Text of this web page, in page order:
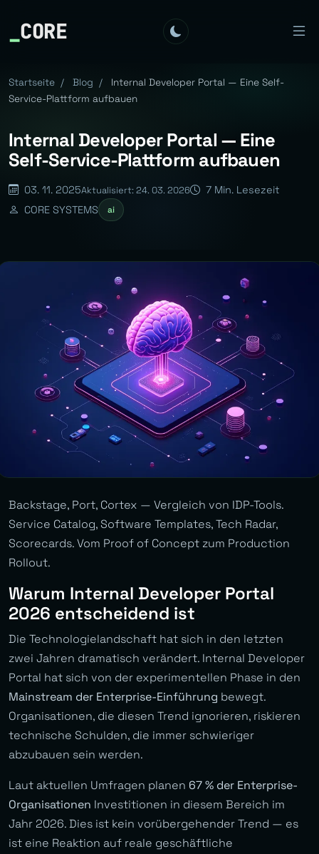
_CORE
Startseite / Blog /
Internal Developer Portal — Eine Self-
Service-Plattform aufbauen
Internal Developer Portal — Eine
Self-Service-Plattform aufbauen
03. 11. 2025Aktualisiert: 24. 03. 2026
7 Min. Lesezeit
CORE SYSTEMS
ai
Backstage, Port, Cortex — Vergleich von IDP-Tools.
Service Catalog, Software Templates, Tech Radar,
Scorecards. Vom Proof of Concept zum Production
Rollout.
Warum Internal Developer Portal
2026 entscheidend ist
Die Technologielandschaft hat sich in den letzten
zwei Jahren dramatisch verändert. Internal Developer
Portal hat sich von der experimentellen Phase in den
Mainstream der Enterprise-Einführung bewegt.
Organisationen, die diesen Trend ignorieren, riskieren
technische Schulden, die immer schwieriger
abzubauen sein werden.
Laut aktuellen Umfragen planen 67 % der Enterprise-
Organisationen Investitionen in diesem Bereich im
Jahr 2026. Dies ist kein vorübergehender Trend — es
ist eine Reaktion auf reale geschäftliche